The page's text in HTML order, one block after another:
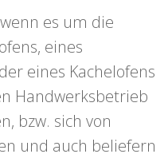
es um die
eines
eines Kachelofens
Handwerksbetrieb
bzw. sich von
und auch beliefern